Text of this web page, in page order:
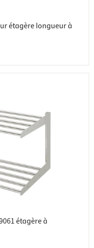
étagère longueur à
étagère à